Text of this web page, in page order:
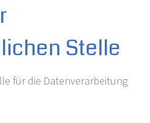
Stelle
für die Datenverarbeitung